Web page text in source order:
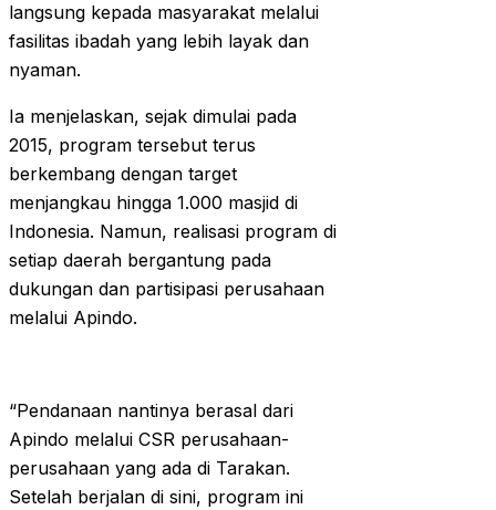
langsung kepada masyarakat melalui
fasilitas ibadah yang lebih layak dan
nyaman.
Ia menjelaskan, sejak dimulai pada
2015, program tersebut terus
berkembang dengan target
menjangkau hingga 1.000 masjid di
Indonesia. Namun, realisasi program di
setiap daerah bergantung pada
dukungan dan partisipasi perusahaan
melalui Apindo.
“Pendanaan nantinya berasal dari
Apindo melalui CSR perusahaan-
perusahaan yang ada di Tarakan.
Setelah berjalan di sini, program ini